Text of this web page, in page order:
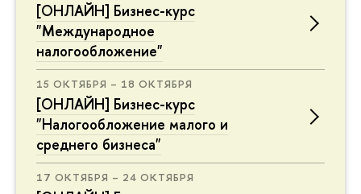
[ОНЛАЙН] Бизнес-курс
"Международное
налогообложение"
15 ОКТЯБРЯ – 18 ОКТЯБРЯ
[ОНЛАЙН] Бизнес-курс
"Налогообложение малого и
среднего бизнеса"
17 ОКТЯБРЯ – 24 ОКТЯБРЯ